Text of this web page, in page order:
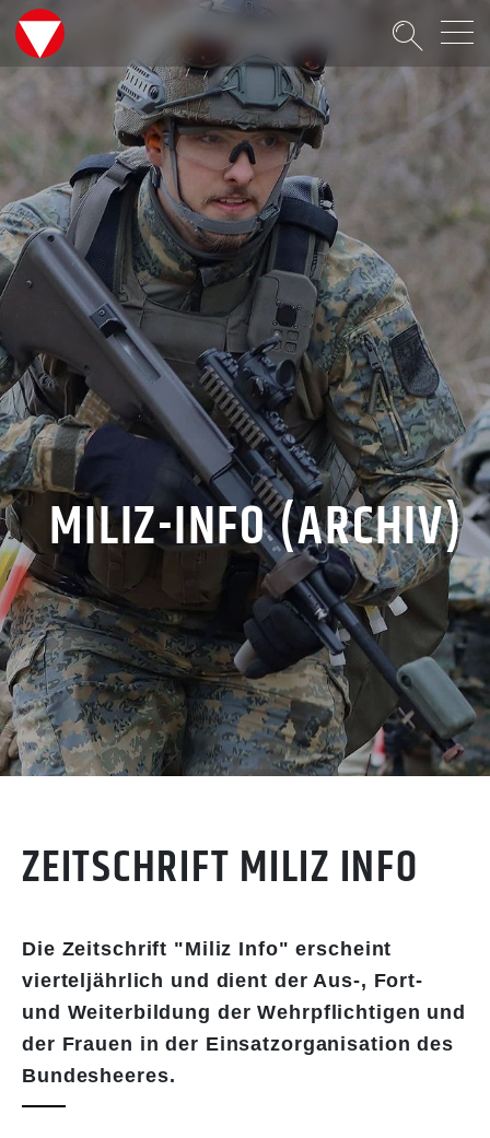
Suche
MILIZ-INFO (ARCHIV)
ZEITSCHRIFT MILIZ INFO
Die Zeitschrift "Miliz Info" erscheint
vierteljährlich und dient der Aus-, Fort-
und Weiterbildung der Wehrpflichtigen und
der Frauen in der Einsatzorganisation des
Bundesheeres.